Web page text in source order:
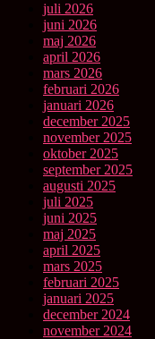
juli 2026
juni 2026
maj 2026
april 2026
mars 2026
februari 2026
januari 2026
december 2025
november 2025
oktober 2025
september 2025
augusti 2025
juli 2025
juni 2025
maj 2025
april 2025
mars 2025
februari 2025
januari 2025
december 2024
november 2024